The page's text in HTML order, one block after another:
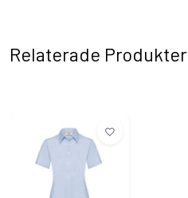
Relaterade Produkter